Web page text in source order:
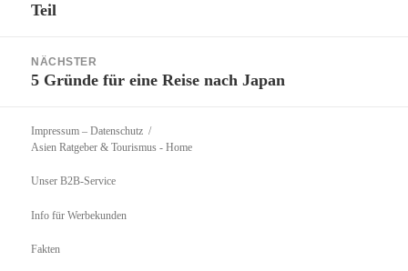
Beitrag:
Teil
NÄCHSTER
Nächster
5 Gründe für eine Reise nach Japan
Impressum – Datenschutz
Asien Ratgeber & Tourismus - Home
Unser B2B-Service
Info für Werbekunden
Fakten